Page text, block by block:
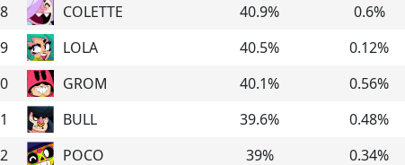
COLETTE 40.9% 0.6%
LOLA 40.5% 0.12%
GROM 40.1% 0.56%
BULL 39.6% 0.48%
POCO 39% 0.34%